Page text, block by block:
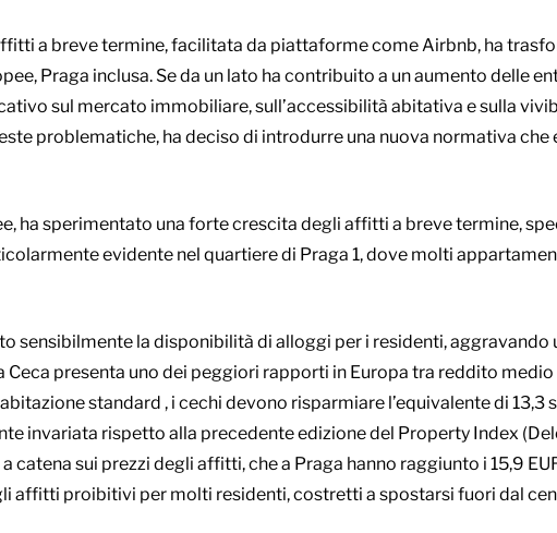
a breve termine, facilitata da piattaforme come Airbnb, ha
Praga inclusa. Se da un lato ha contribuito a un aumento delle
sul mercato immobiliare, sull’accessibilità abitativa e sulla
problematiche, ha deciso di introdurre una nuova normativa che
ha sperimentato una forte crescita degli affitti a breve termine,
evidente nel quartiere di Praga 1, dove molti
sensibilmente la disponibilità di alloggi per i residenti, aggravando
Ceca presenta uno dei peggiori rapporti in Europa tra reddito
standard , i cechi devono risparmiare l’equivalente di 13,3
invariata rispetto alla precedente edizione del Property Index
catena sui prezzi degli affitti, che a Praga hanno raggiunto i 15,9
affitti proibitivi per molti residenti, costretti a spostarsi fuori dal